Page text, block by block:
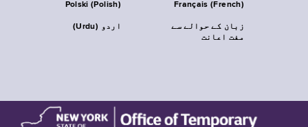
Polski (Polish) Français (French)
اردو (Urdu)
زبان کے حوالے سے
مفت اعانت